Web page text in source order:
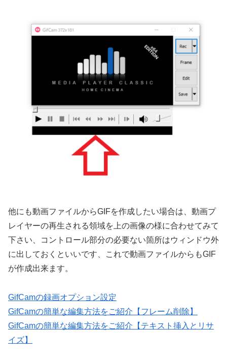
他にも動画ファイルからGIFを作成したい場合は、動画プ
レイヤーの再生される領域を上の画像の様に合わせてみて
下さい、コントロール部分の必要ない箇所はウィンドウ外
に出しておくといいです、これで動画ファイルからもGIF
が作成出来ます。
GifCamの録画オプション設定
GifCamの簡単な編集方法をご紹介【フレーム削除】
GifCamの簡単な編集方法をご紹介【テキスト挿入とリサ
イズ】